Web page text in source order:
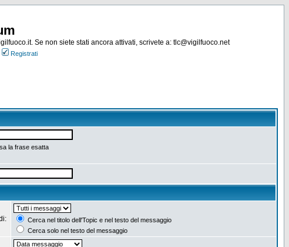
Se non siete stati ancora attivati, scrivete a: tlc@vigilfuoco.net
Registrati
la frase esatta
Cerca nel titolo dell'Topic e nel testo del messaggio
Cerca solo nel testo del messaggio